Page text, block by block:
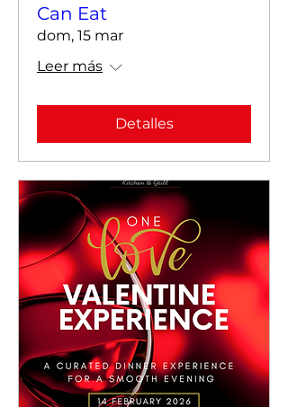
Can Eat
dom, 15 mar
Leer más
Detalles